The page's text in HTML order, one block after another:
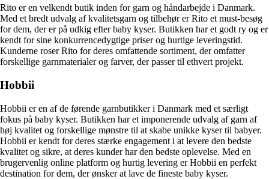
Rito er en velkendt butik inden for garn og håndarbejde i Danmark.
Med et bredt udvalg af kvalitetsgarn og tilbehør er Rito et must-besøg
for dem, der er på udkig efter baby kyser. Butikken har et godt ry og er
kendt for sine konkurrencedygtige priser og hurtige leveringstid.
Kunderne roser Rito for deres omfattende sortiment, der omfatter
forskellige garnmaterialer og farver, der passer til ethvert projekt.
Hobbii
Hobbii er en af de førende garnbutikker i Danmark med et særligt
fokus på baby kyser. Butikken har et imponerende udvalg af garn af
høj kvalitet og forskellige mønstre til at skabe unikke kyser til babyer.
Hobbii er kendt for deres stærke engagement i at levere den bedste
kvalitet og sikre, at deres kunder har den bedste oplevelse. Med en
brugervenlig online platform og hurtig levering er Hobbii en perfekt
destination for dem, der ønsker at lave de fineste baby kyser.